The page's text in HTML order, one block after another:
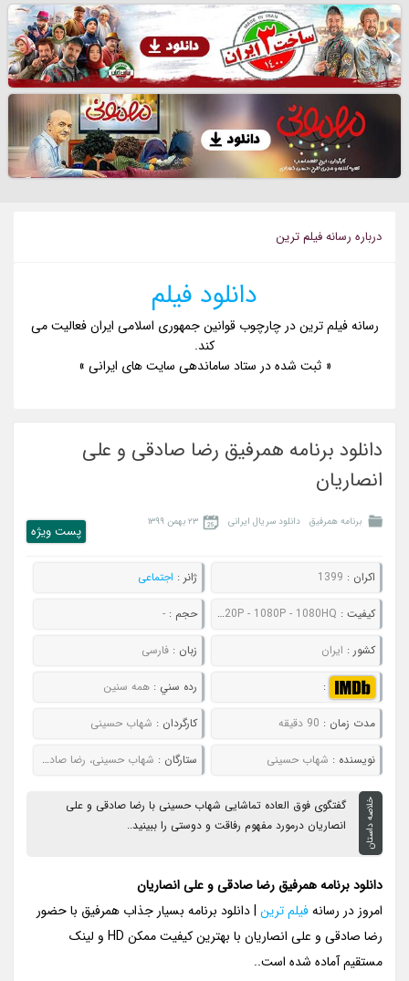
درباره رسانه فيلم ترين
دانلود فیلم
رسانه فیلم ترین در چارچوب قوانین جمهوری اسلامی ایران فعالیت می
کند.
« ثبت شده در ستاد ساماندهی سایت های ایرانی »
دانلود برنامه همرفیق رضا صادقی و علی
انصاریان
برنامه همرفیق دانلود سریال ایرانی ۲۳ بهمن ۱۳۹۹
پست ويژه
اکران : 1399 ژانر : اجتماعی
کيفيت : 480P - 720P - 1080P - 1080HQ حجم : -
کشور : ایران زبان : فارسی
: رده سني : همه سنین
مدت زمان : 90 دقیقه کارگردان : شهاب حسینی
نويسنده : شهاب حسینی ستارگان : شهاب حسینی، رضا صادقی و علی انصاریان
خلاصه داستان
گفتگوی فوق العاده تماشایی شهاب حسینی با رضا صادقی و علی
انصاریان درمورد مفهوم رفاقت و دوستی را ببینید..
دانلود برنامه همرفیق رضا صادقی و علی انصاریان
امروز در رسانهفیلم ترین | دانلود برنامه بسیار جذاب همرفیق با حضور
رضا صادقی و علی انصاریان با بهترین کیفیت ممکن HD و لینک
مستقیم آماده شده است..